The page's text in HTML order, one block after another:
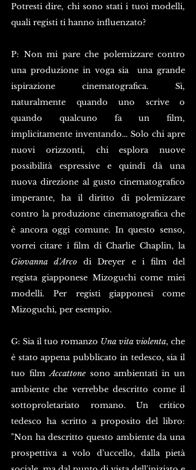
Potresti dire, chi sono stati i tuoi modelli,
quali registi ti hanno influenzato?
P: Non mi pare che polemizzare contro
una produzione in voga sia  una grande
ispirazione cinematografica. Sì,
naturalmente quando uno scrive o
quando qualcuno fa un film,
implicitamente inventando... Solo chi apre
nuovi orizzonti, chi esplora nuove
possibilità espressive e quindi dà una
nuova direzione al gusto cinematografico
imperante, ha il diritto di polemizzare
contro la produzione cinematografica che
è ancora oggi comune. In questo senso,
Giovanna d'Arco di Dreyer e i film del
regista giapponese Mizoguchi come miei
modelli. Per registi giapponesi come
Mizoguchi, per esempio.
G: Sia il tuo romanzo Una vita violenta, che
è stato appena pubblicato in tedesco, sia il
tuo film Accattone sono ambientati in un
ambiente che verrebbe descritto come il
sottoproletariato romano. Un critico
tedesco ha scritto a proposito del libro:
"Non ha descritto questo ambiente da una
prospettiva a volo d'uccello, dalla pietà